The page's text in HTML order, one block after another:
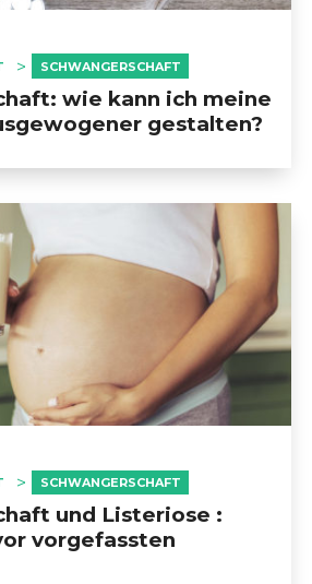
SCHWANGERSCHAFT
wie kann ich meine
gestalten?
SCHWANGERSCHAFT
und Listeriose :
vorgefassten